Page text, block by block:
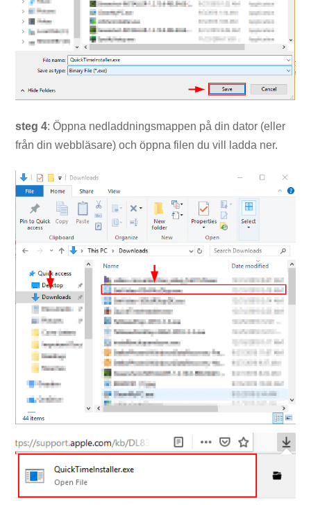
steg 4: Öppna nedladdningsmappen på din dator (eller
från din webbläsare) och öppna filen du vill ladda ner.